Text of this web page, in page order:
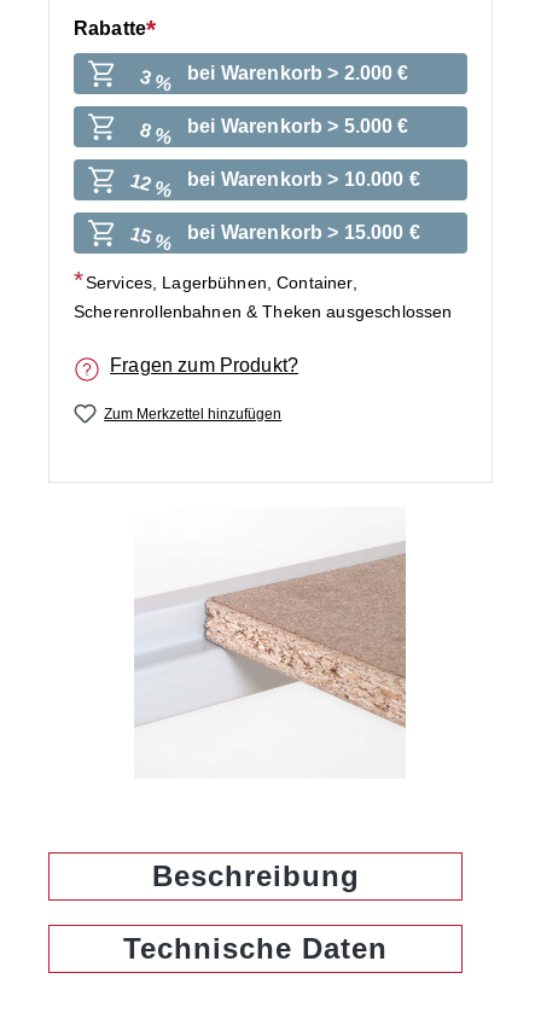
Rabatte
3 % bei Warenkorb > 2.000 €
8 % bei Warenkorb > 5.000 €
12 % bei Warenkorb > 10.000 €
15 % bei Warenkorb > 15.000 €
Services, Lagerbühnen, Container,
Scherenrollenbahnen & Theken ausgeschlossen
Fragen zum Produkt?
Zum Merkzettel hinzufügen
Beschreibung
Technische Daten